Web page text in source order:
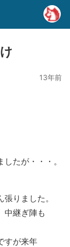
13年前
たが・・・。
りました。
中継ぎ陣も
すが来年